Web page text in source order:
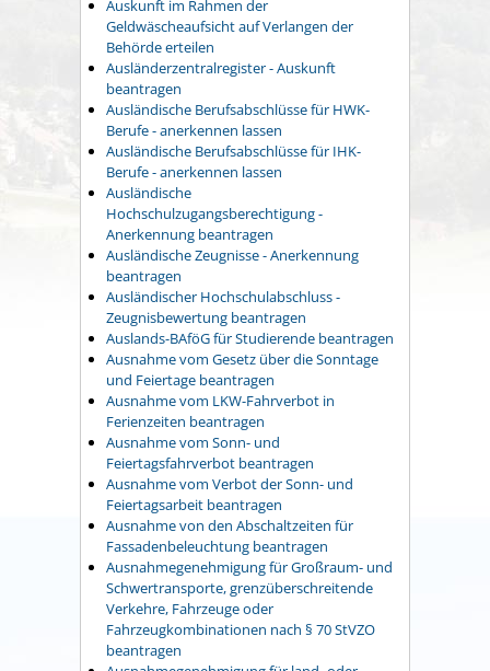
Auskunft im Rahmen der
Geldwäscheaufsicht auf Verlangen der
Behörde erteilen
Ausländerzentralregister - Auskunft
beantragen
Ausländische Berufsabschlüsse für HWK-
Berufe - anerkennen lassen
Ausländische Berufsabschlüsse für IHK-
Berufe - anerkennen lassen
Ausländische
Hochschulzugangsberechtigung -
Anerkennung beantragen
Ausländische Zeugnisse - Anerkennung
beantragen
Ausländischer Hochschulabschluss -
Zeugnisbewertung beantragen
Auslands-BAföG für Studierende beantragen
Ausnahme vom Gesetz über die Sonntage
und Feiertage beantragen
Ausnahme vom LKW-Fahrverbot in
Ferienzeiten beantragen
Ausnahme vom Sonn- und
Feiertagsfahrverbot beantragen
Ausnahme vom Verbot der Sonn- und
Feiertagsarbeit beantragen
Ausnahme von den Abschaltzeiten für
Fassadenbeleuchtung beantragen
Ausnahmegenehmigung für Großraum- und
Schwertransporte, grenzüberschreitende
Verkehre, Fahrzeuge oder
Fahrzeugkombinationen nach § 70 StVZO
beantragen